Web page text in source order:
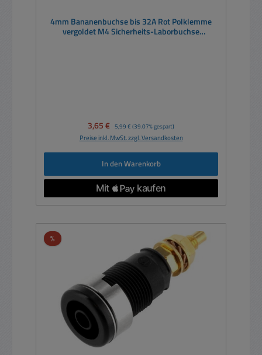
4mm Bananenbuchse bis 32A Rot Polklemme
vergoldet M4 Sicherheits-Laborbuchse
Verkaufspreis:
3,65 € Regulärer Preis:
5,99 € (39.07% gespart)
Preise inkl. MwSt. zzgl. Versandkosten
In den Warenkorb
%Rabatt